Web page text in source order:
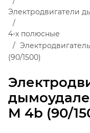
M 4b (90/
Электродвигатели
4-х полюсные
(90/1500)